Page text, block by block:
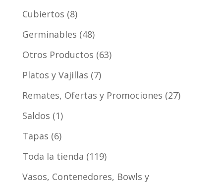
Cubiertos 8
Germinables 48
Otros Productos 63
Platos y Vajillas 7
Remates, Ofertas y Promociones 27
Saldos 1
Tapas 6
Toda la tienda 119
Vasos, Contenedores, Bowls y